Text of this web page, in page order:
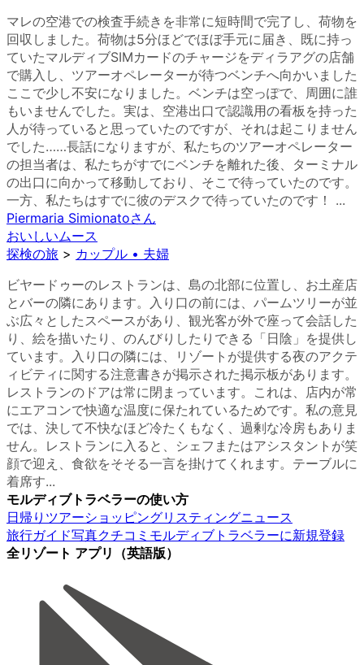
マレの空港での検査手続きを非常に短時間で完了し、荷物を
回収しました。荷物は5分ほどでほぼ手元に届き、既に持っ
ていたマルディブSIMカードのチャージをディラアグの店舗
で購入し、ツアーオペレーターが待つベンチへ向かいました
ここで少し不安になりました。ベンチは空っぽで、周囲に誰
もいませんでした。実は、空港出口で認識用の看板を持った
人が待っていると思っていたのですが、それは起こりません
でした……長話になりますが、私たちのツアーオペレーター
の担当者は、私たちがすでにベンチを離れた後、ターミナル
の出口に向かって移動しており、そこで待っていたのです。
一方、私たちはすでに彼のデスクで待っていたのです！ ...
Piermaria Simionatoさん
おいしいムース
探検の旅 > カップル • 夫婦
ビヤードゥーのレストランは、島の北部に位置し、お土産店
とバーの隣にあります。入り口の前には、パームツリーが並
ぶ広々としたスペースがあり、観光客が外で座って会話した
り、絵を描いたり、のんびりしたりできる「日陰」を提供し
ています。入り口の隣には、リゾートが提供する夜のアクテ
ィビティに関する注意書きが掲示された掲示板があります。
レストランのドアは常に閉まっています。これは、店内が常
にエアコンで快適な温度に保たれているためです。私の意見
では、決して不快なほど冷たくもなく、過剰な冷房もありま
せん。レストランに入ると、シェフまたはアシスタントが笑
顔で迎え、食欲をそそる一言を掛けてくれます。テーブルに
着席す...
モルディブトラベラーの使い方
日帰りツアーショッピングリスティングニュース
旅行ガイド写真クチコミ モルディブトラベラーに新規登録
全リゾート アプリ（英語版）